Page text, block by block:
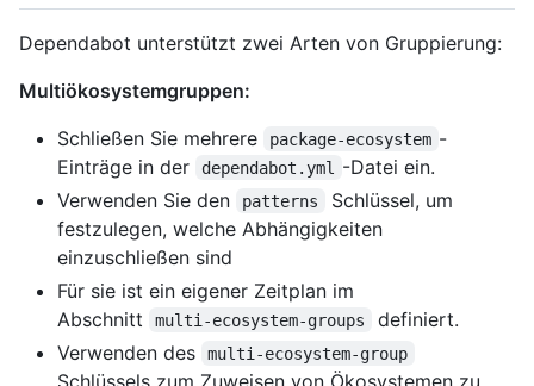
Dependabot unterstützt zwei Arten von Gruppierung:
Multiökosystemgruppen:
Schließen Sie mehrere
package-ecosystem -
Einträge in der
dependabot.yml
-Datei ein.
Verwenden Sie den
patterns
Schlüssel, um
festzulegen, welche Abhängigkeiten
einzuschließen sind
Für sie ist ein eigener Zeitplan im
Abschnitt
multi-ecosystem-groups
definiert.
Verwenden des
multi-ecosystem-group
Schlüssels zum Zuweisen von Ökosystemen zu